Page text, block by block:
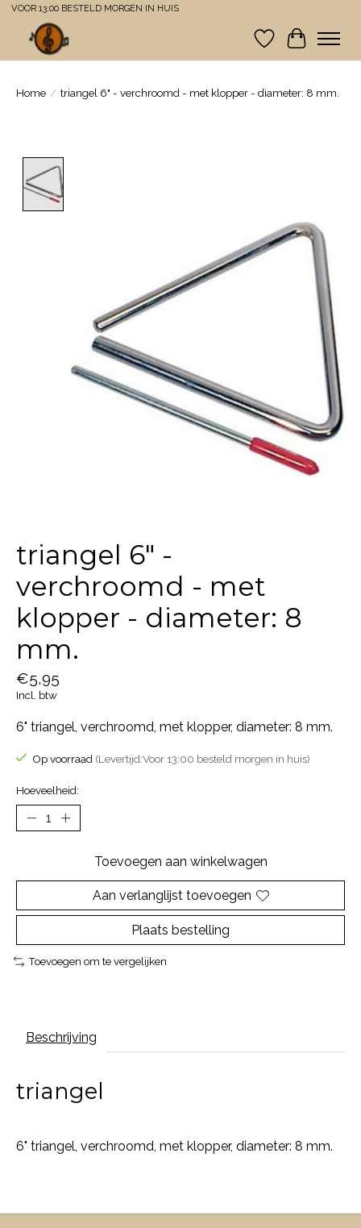
VOOR 13:00 BESTELD MORGEN IN HUIS
Verlanglijst
Home / triangel 6" - verchroomd - met klopper - diameter: 8 mm.
triangel 6" -
verchroomd - met
klopper - diameter: 8
mm.
€5,95
Incl. btw
6" triangel, verchroomd, met klopper, diameter: 8 mm.
Op voorraad (Levertijd:Voor 13:00 besteld morgen in huis)
Hoeveelheid:
Toevoegen aan winkelwagen
Aan verlanglijst toevoegen
Plaats bestelling
Toevoegen om te vergelijken
Beschrijving
triangel
6" triangel, verchroomd, met klopper, diameter: 8 mm.